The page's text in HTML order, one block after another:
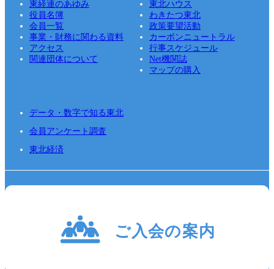
東経連のあゆみ
東北ハウス
役員名簿
わきたつ東北
会員一覧
政策要望活動
事業・財務に関わる資料
カーボンニュートラル
アクセス
行事スケジュール
関連団体について
Net機関誌
マップの購入
データ・数字で知る東北
会員アンケート調査
東北経済